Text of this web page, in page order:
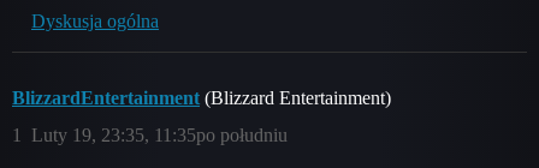
Dyskusja ogólna
BlizzardEntertainment (Blizzard Entertainment)
Luty 19, 23:35, 11:35po południu
1